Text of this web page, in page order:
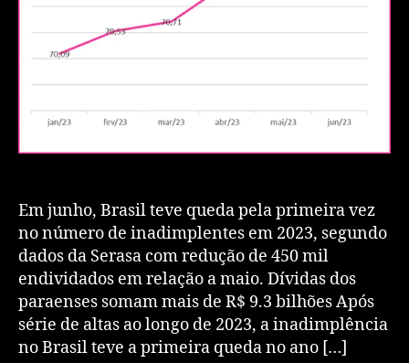
Em junho, Brasil teve queda pela primeira vez
no número de inadimplentes em 2023, segundo
dados da Serasa com redução de 450 mil
endividados em relação a maio. Dívidas dos
paraenses somam mais de R$ 9.3 bilhões Após
série de altas ao longo de 2023, a inadimplência
no Brasil teve a primeira queda no ano […]